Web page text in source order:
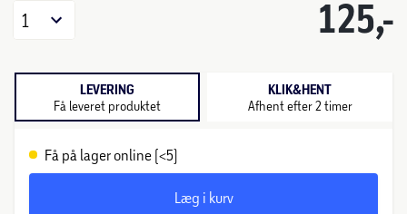
125,-
1
LEVERING
Få leveret produktet
KLIK&HENT
Afhent efter 2 timer
Få på lager online (<5)
Læg i kurv